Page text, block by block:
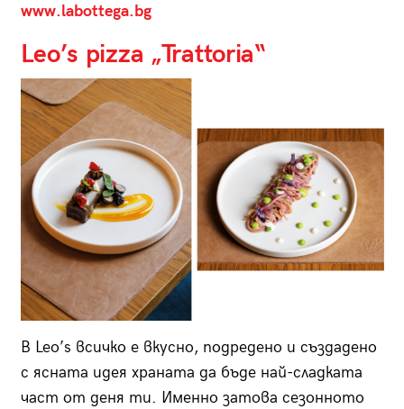
www.labottega.bg
Leo’s pizza „Trattoria“
В Leo’s всичко е вкусно, подредено и създадено
с ясната идея храната да бъде най-сладката
част от деня ти. Именно затова сезонното